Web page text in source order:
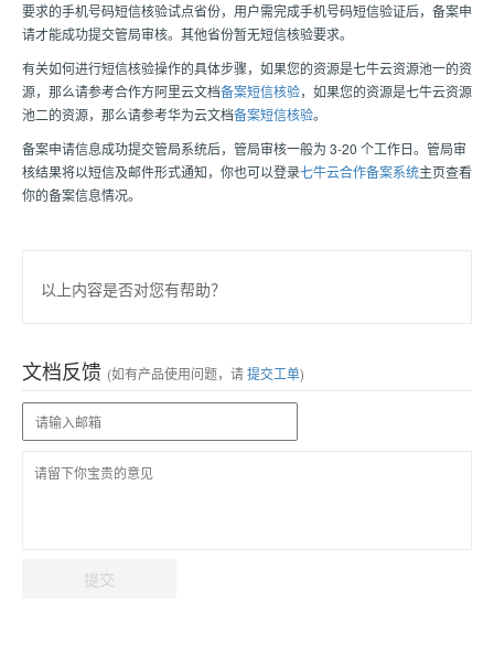
要求的手机号码短信核验试点省份，用户需完成手机号码短信验证后，备案申
请才能成功提交管局审核。其他省份暂无短信核验要求。
有关如何进行短信核验操作的具体步骤，如果您的资源是七牛云资源池一的资
源，那么请参考合作方阿里云文档备案短信核验，如果您的资源是七牛云资源
池二的资源，那么请参考华为云文档备案短信核验。
备案申请信息成功提交管局系统后，管局审核一般为 3-20 个工作日。管局审
核结果将以短信及邮件形式通知，你也可以登录七牛云合作备案系统主页查看
你的备案信息情况。
以上内容是否对您有帮助？
文档反馈 (如有产品使用问题，请提交工单)
提交